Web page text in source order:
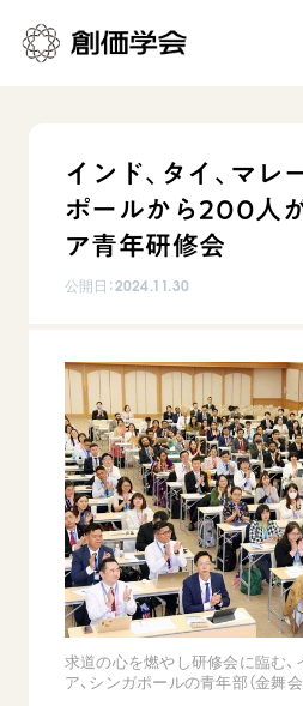
人間革命
自他共の幸福
日蓮大聖人の仏法（教学入門）
釈尊～法華経
日蓮大聖人
創価学会の三代会長
初代会長・牧口常三郎先生
第2代会長・戸田城聖先生
第3代会長・池田大作先生
日常の活動
仏法を学ぶ
仏法を語る
主な行事
年間の活動について
友人葬
彼岸
平和・文化・教育
核兵器の廃絶に向け連帯を拡大
「人権文化」「ジェンダー平等」
「持続可能な開発目標（SDGs）
人道支援
音楽活動
展示活動
教育本部の活動
図書贈呈
世界の創価学会
各国ウェブサイト
世界の創価学会の歴史
基本情報
創価学会 会憲
創価学会 会則
創価学会 社会憲章
組織・機構
会長・理事長・各部長の紹介
沿革
会員サポート
座談会御書ｅ講義
小説『新・人間革命』『人間革命
関連リンク
創価学会総本部
墓地公園・納骨堂
ご意見
インド、タイ、マレ
ポールから200人
ア青年研修会
公開日：2024.11.30
求道の心を燃やし研修会に臨む、
ア、シンガポールの青年部（金舞会